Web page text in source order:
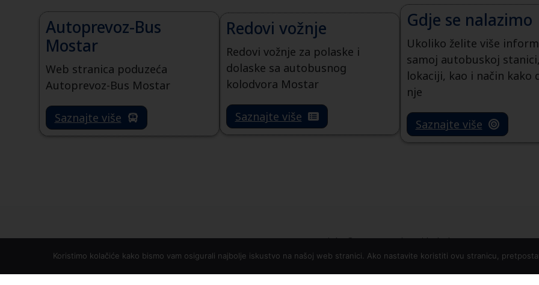
Autoprevoz-Bus
Mostar
Web stranica poduzeća
Autoprevoz-Bus Mostar
Saznajte više
Redovi vožnje
Redovi vožnje za polaske i
dolaske sa autobusnog
kolodvora Mostar
Saznajte više
Gdje se nalazimo
Ukoliko želite više
samoj autobuskoj
lokaciji, kao i način kako
nje
Saznajte više
Copyright © 2026 Autobusni kolodvor Mostar
Koristimo kolačiće kako bismo vam osigurali najbolje iskustvo na našoj web stranici. Ako nastavite koristiti ovu stranicu,